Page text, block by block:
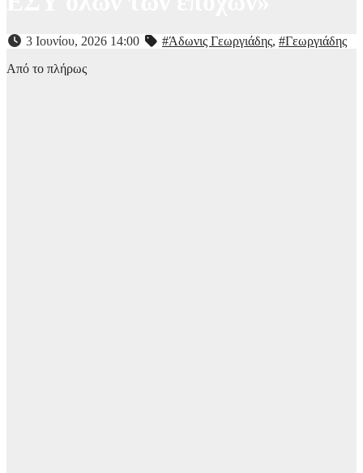
3 Ιουνίου, 2026 14:00 #Άδωνις Γεωργιάδης, #Γεωργιάδης
Από το πλήρως